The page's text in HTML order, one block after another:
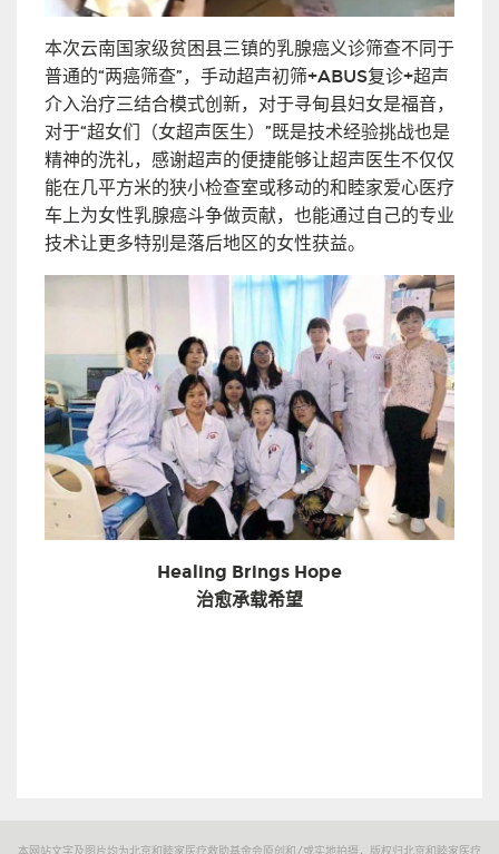
本次云南国家级贫困县三镇的乳腺癌义诊筛查不同于
普通的“两癌筛查”，手动超声初筛+ABUS复诊+超声
介入治疗三结合模式创新，对于寻甸县妇女是福音，
对于“超女们（女超声医生）”既是技术经验挑战也是
精神的洗礼，感谢超声的便捷能够让超声医生不仅仅
能在几平方米的狭小检查室或移动的和睦家爱心医疗
车上为女性乳腺癌斗争做贡献，也能通过自己的专业
技术让更多特别是落后地区的女性获益。
Healing Brings Hope
治愈承载希望